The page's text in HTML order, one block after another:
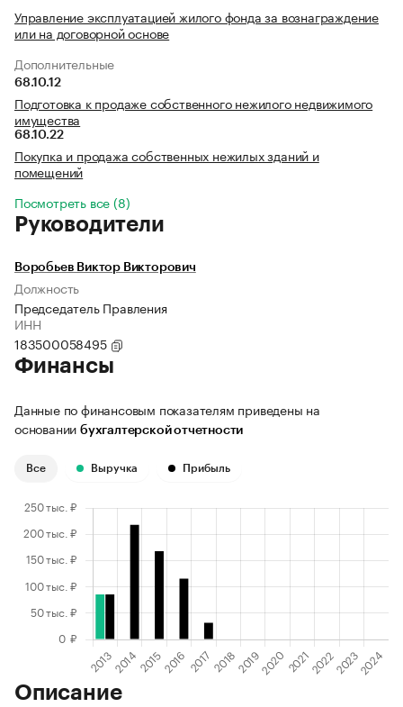
Управление эксплуатацией жилого фонда за вознаграждение
или на договорной основе
Дополнительные
68.10.12
Подготовка к продаже собственного нежилого недвижимого
имущества
68.10.22
Покупка и продажа собственных нежилых зданий и
помещений
Посмотреть все (8)
Руководители
Воробьев Виктор Викторович
Должность
Председатель Правления
ИНН
183500058495
Финансы
Данные по финансовым показателям приведены на
основании бухгалтерской отчетности
Все Выручка Прибыль
Описание